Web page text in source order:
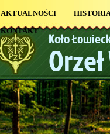
AKTUALNOŚCI
KONTAKT
Koło